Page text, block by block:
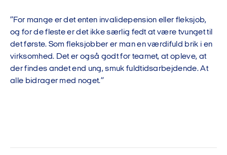
”For mange er det enten invalidepension eller fleksjob,
og for de fleste er det ikke særlig fedt at være tvunget til
det første. Som fleksjobber er man en værdifuld brik i en
virksomhed. Det er også godt for teamet, at opleve, at
der findes andet end ung, smuk fuldtidsarbejdende. At
alle bidrager med noget.”